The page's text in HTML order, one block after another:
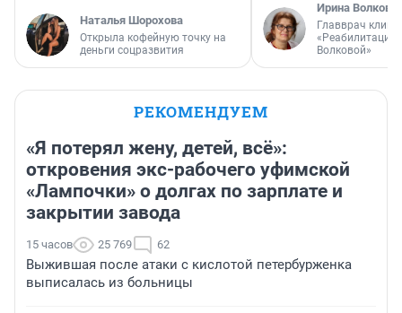
Наталья Шорохова
Открыла кофейную точку на
деньги соцразвития
Ирина Волкова
Главврач
«Реабилитация
Волковой»
РЕКОМЕНДУЕМ
«Я потерял жену, детей, всё»:
откровения экс-рабочего уфимской
«Лампочки» о долгах по зарплате и
закрытии завода
15 часов 25 769 62
Выжившая после атаки с кислотой петербурженка
выписалась из больницы